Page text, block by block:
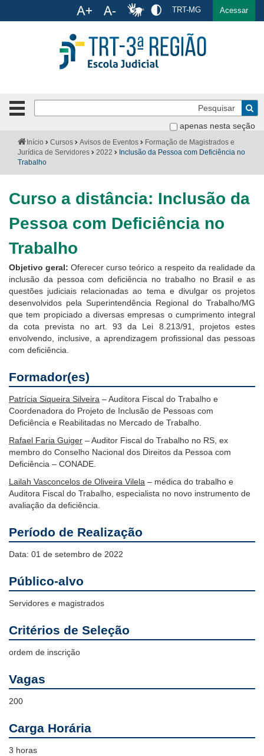
Ir para o menu Ir para a busca Ir para o rodapé
TRT-MG Acessar
Português
apenas nesta seção
Botão
de
clique
para
abrir
fechar
menu
Institucional
Formulários
Calendário
Cursos
Publicações
Notícias
Contato
Você
está
aqui:
Início Cursos Avisos de Eventos
Formação de Magistrados e
Jurídica de Servidores
2022
Inclusão da Pessoa com Deficiência no
Trabalho
Curso a distância: Inclusão da
Pessoa com Deficiência no
Trabalho
Objetivo geral:Oferecer curso teórico a respeito da realidade da
inclusão da pessoa com deficiência no trabalho no Brasil e as
questões judiciais relacionadas ao tema e divulgar os projetos
desenvolvidos pela Superintendência Regional do Trabalho/MG
que tem propiciado a diversas empresas o cumprimento integral
da cota prevista no art. 93 da Lei 8.213/91, projetos estes
envolvendo, inclusive, a aprendizagem profissional das pessoas
com deficiência.
Formador(es)
Patrícia Siqueira Silveira – Auditora Fiscal do Trabalho e
Coordenadora do Projeto de Inclusão de Pessoas com
Deficiência e Reabilitadas no Mercado de Trabalho.
Rafael Faria Guiger – Auditor Fiscal do Trabalho no RS, ex
membro do Conselho Nacional dos Direitos da Pessoa com
Deficiência – CONADE.
Lailah Vasconcelos de Oliveira Vilela – médica do trabalho e
Auditora Fiscal do Trabalho, especialista no novo instrumento de
avaliação da deficiência.
Período de Realização
Data: 01 de setembro de 2022
Público-alvo
Servidores e magistrados
Critérios de Seleção
ordem de inscrição
Vagas
200
Carga Horária
3 horas